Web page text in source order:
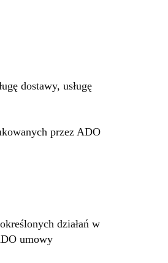
dostawy, usługę
przez ADO
działań w
umowy